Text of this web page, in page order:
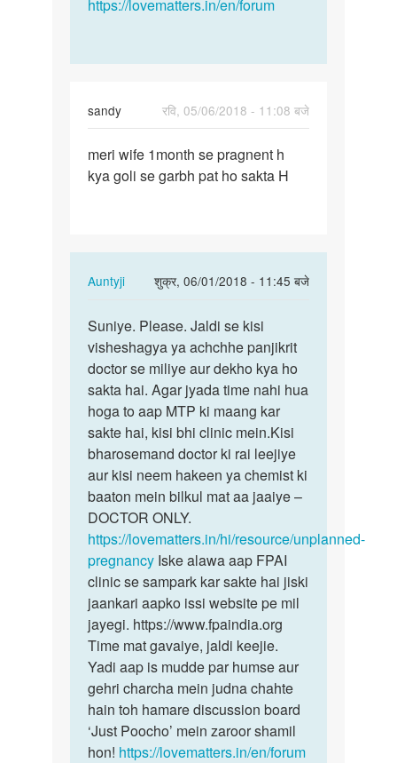
https://lovematters.in/en/forum
sandy
रवि, 05/06/2018 - 11:08 बजे
meri
wife
meri wife 1month se pragnent h
kya goli se garbh pat ho sakta H
Auntyji
शुक्र, 06/01/2018 - 11:45 बजे
In
to
meri
wife
1month
se
pragnent…
by
sandy
Suniye.
Please.
Jaldi
se…
Suniye. Please. Jaldi se kisi
visheshagya ya achchhe panjikrit
doctor se miliye aur dekho kya ho
sakta hai. Agar jyada time nahi hua
hoga to aap MTP ki maang kar
sakte hai, kisi bhi clinic mein.Kisi
bharosemand doctor ki rai leejiye
aur kisi neem hakeen ya chemist ki
baaton mein bilkul mat aa jaaiye –
DOCTOR ONLY.
https://lovematters.in/hi/resource/unplanned-
pregnancy Iske alawa aap FPAI
clinic se sampark kar sakte hai jiski
jaankari aapko issi website pe mil
jayegi. https://www.fpaindia.org
Time mat gavaiye, jaldi keejie.
Yadi aap is mudde par humse aur
gehri charcha mein judna chahte
hain toh hamare discussion board
‘Just Poocho’ mein zaroor shamil
hon! https://lovematters.in/en/forum